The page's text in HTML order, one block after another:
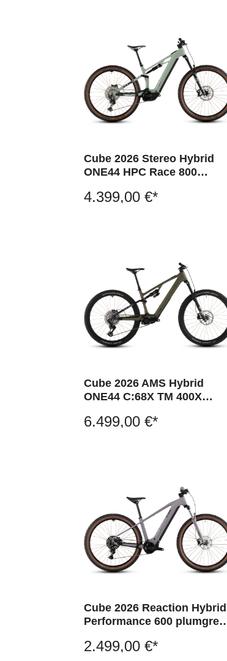
Cube 2026 Stereo Hybrid
ONE44 HPC Race 800
4.399,00 €*
Cube 2026 AMS Hybrid
ONE44 C:68X TM 400X
6.499,00 €*
Cube 2026 Reaction Hybrid
Performance 600 plumgrey
2.499,00 €*